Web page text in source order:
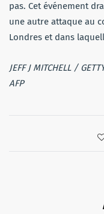
pas. Cet événement
une autre attaque au
Londres et dans
JEFF J MITCHELL /
AFP